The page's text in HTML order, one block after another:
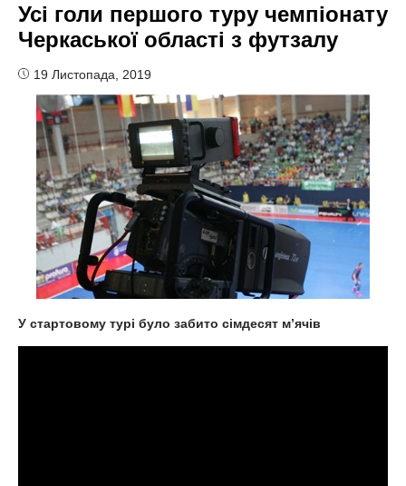
Усі голи першого туру чемпіонату
Черкаської області з футзалу
19 Листопада, 2019
У стартовому турі було забито сімдесят м’ячів